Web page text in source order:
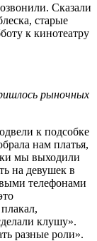
Сказали
старые
к кинотеатру
рыночных
к подсобке
нам платья,
мы выходили
на девушек в
телефонами
клушу».
разные роли».